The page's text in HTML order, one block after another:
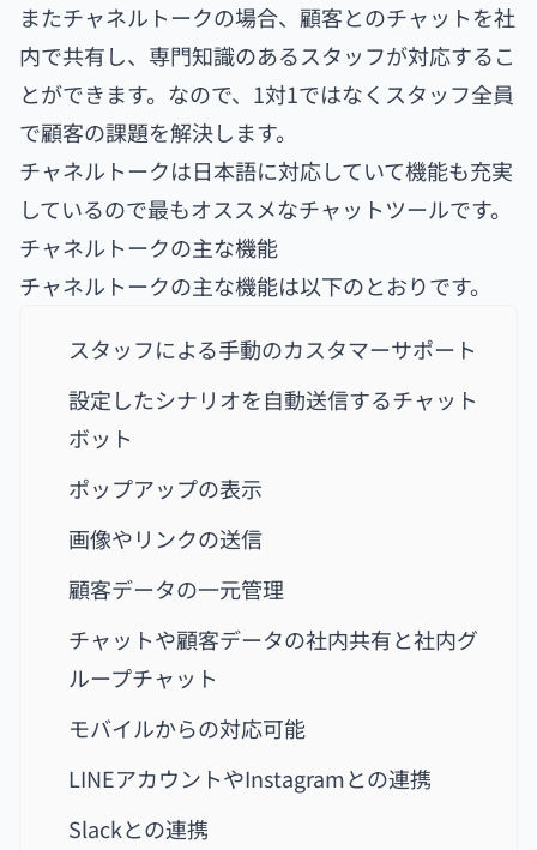
またチャネルトークの場合、顧客とのチャットを社
内で共有し、専門知識のあるスタッフが対応するこ
とができます。なので、1対1ではなくスタッフ全員
で顧客の課題を解決します。
チャネルトークは日本語に対応していて機能も充実
しているので最もオススメなチャットツールです。
チャネルトークの主な機能
チャネルトークの主な機能は以下のとおりです。
スタッフによる手動のカスタマーサポート
設定したシナリオを自動送信するチャット
ボット
ポップアップの表示
画像やリンクの送信
顧客データの一元管理
チャットや顧客データの社内共有と社内グ
ループチャット
モバイルからの対応可能
LINEアカウントやInstagramとの連携
Slackとの連携